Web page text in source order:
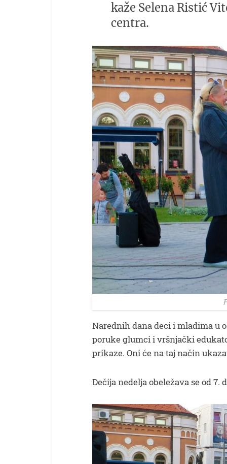
kaže Selena Ristić
centra.
Narednih dana deci i mladima u
poruke glumci i vršnjački
prikaze. Oni će na taj način
Dečija nedelja obeležava se od 7.